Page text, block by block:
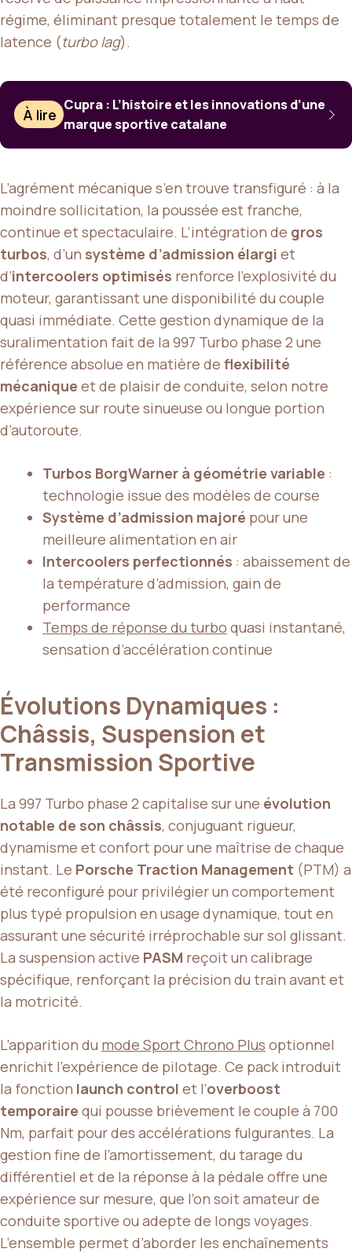
régime, éliminant presque totalement le temps de
latence (turbo lag).
À lire
Cupra : L’histoire et les innovations d’une
marque sportive catalane
L’agrément mécanique s’en trouve transfiguré : à la
moindre sollicitation, la poussée est franche,
continue et spectaculaire. L’intégration de gros
turbos, d’un système d’admission élargi et
d’intercoolers optimisés renforce l’explosivité du
moteur, garantissant une disponibilité du couple
quasi immédiate. Cette gestion dynamique de la
suralimentation fait de la 997 Turbo phase 2 une
référence absolue en matière de flexibilité
mécanique et de plaisir de conduite, selon notre
expérience sur route sinueuse ou longue portion
d’autoroute.
Turbos BorgWarner à géométrie variable :
technologie issue des modèles de course
Système d’admission majoré pour une
meilleure alimentation en air
Intercoolers perfectionnés : abaissement de
la température d’admission, gain de
performance
Temps de réponse du turbo quasi instantané,
sensation d’accélération continue
Évolutions Dynamiques :
Châssis, Suspension et
Transmission Sportive
La 997 Turbo phase 2 capitalise sur une évolution
notable de son châssis, conjuguant rigueur,
dynamisme et confort pour une maîtrise de chaque
instant. Le Porsche Traction Management (PTM) a
été reconfiguré pour privilégier un comportement
plus typé propulsion en usage dynamique, tout en
assurant une sécurité irréprochable sur sol glissant.
La suspension active PASM reçoit un calibrage
spécifique, renforçant la précision du train avant et
la motricité.
L’apparition du mode Sport Chrono Plus optionnel
enrichit l’expérience de pilotage. Ce pack introduit
la fonction launch control et l’overboost
temporaire qui pousse brièvement le couple à 700
Nm, parfait pour des accélérations fulgurantes. La
gestion fine de l’amortissement, du tarage du
différentiel et de la réponse à la pédale offre une
expérience sur mesure, que l’on soit amateur de
conduite sportive ou adepte de longs voyages.
L’ensemble permet d’aborder les enchaînements